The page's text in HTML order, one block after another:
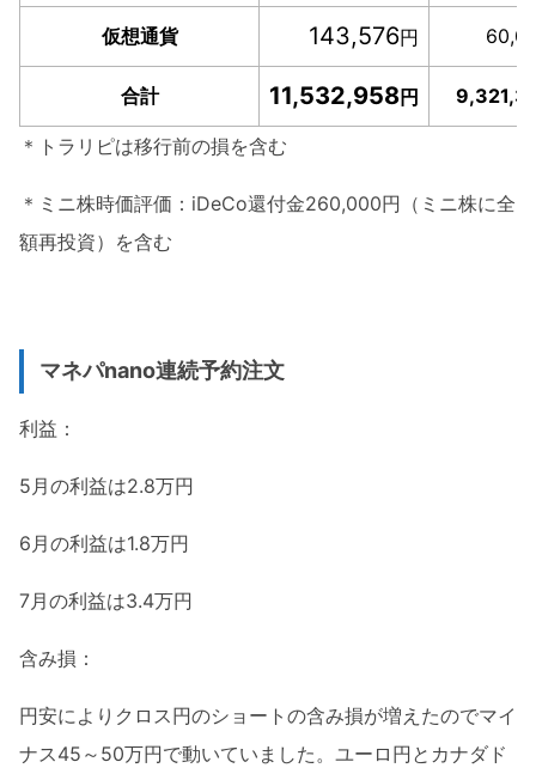
仮想通貨 143,576円
合計 11,532,958円
＊トラリピは移行前の損を含む
＊ミニ株時価評価：iDeCo還付金260,000円（ミニ株に全
額再投資）を含む
マネパnano連続予約注文
利益：
5月の利益は2.8万円
6月の利益は1.8万円
7月の利益は3.4万円
含み損：
円安によりクロス円のショートの含み損が増えたのでマイ
ナス45～50万円で動いていました。ユーロ円とカナダド